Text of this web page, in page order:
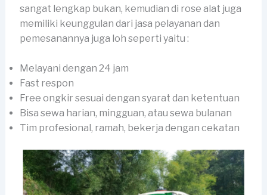
sangat lengkap bukan, kemudian di rose alat juga
memiliki keunggulan dari jasa pelayanan dan
pemesanannya juga loh seperti yaitu :
Melayani dengan 24 jam
Fast respon
Free ongkir sesuai dengan syarat dan ketentuan
Bisa sewa harian, mingguan, atau sewa bulanan
Tim profesional, ramah, bekerja dengan cekatan